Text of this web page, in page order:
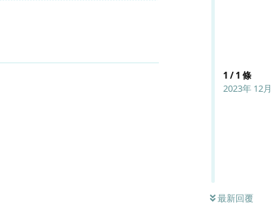
1 /1 條
2023年 12月
最新回覆